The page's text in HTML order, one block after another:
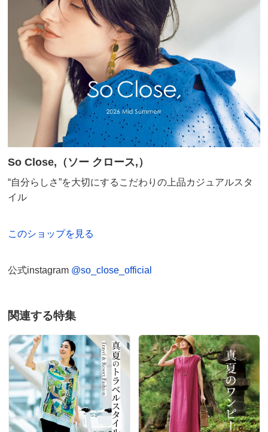
使いやすい。着ていて楽です。が、気持ち大きめなのと
裾のシャーリングが弱いので少しダラっとした印象にな
るのがちょっと残念ポイント。あれが伸びてしまったら
もう着られない。もっとしっかりしててほしい。最初は
柄に目がチカチカしましたが着てたら慣れました笑
商品担当者より
の貴重なご意見ありがとうございました。次回類似
商品企画時には、改善していきます。
今後とも、So Close,をよろしくお願いいたします。
神奈川県 50代女性 身長 : 155cm
驚くばかりの締まりのないウエスト部分に落胆しまし
がユルユルで、ラインがダサすぎます。返品しようと思
いましたが、その作業が面倒くさく、なんとかウエスト
インして着れは何とかなりそうなので諦めました。小柄
な方が着ている動画がありましたが、あんなにウエスト
部分締まってますか？あまりに見た目が違いすぎます。
ガッカリしました。
So Close,（ソー クロース,）
“自分らしさ”を大切にするこだわりの上品カジュアルスタ
イル
このショップを見る
公式instagram @so_close_official
関連する特集